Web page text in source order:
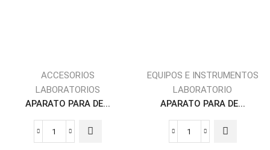
ACCESORIOS
LABORATORIOS
APARATO PARA DE...
EQUIPOS E INSTRUMENTOS
LABORATORIO
APARATO PARA DE...